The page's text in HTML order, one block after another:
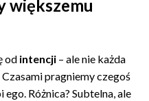
większemu
od intencji – ale nie każda
pragniemy czegoś
ego. Różnica? Subtelna, ale